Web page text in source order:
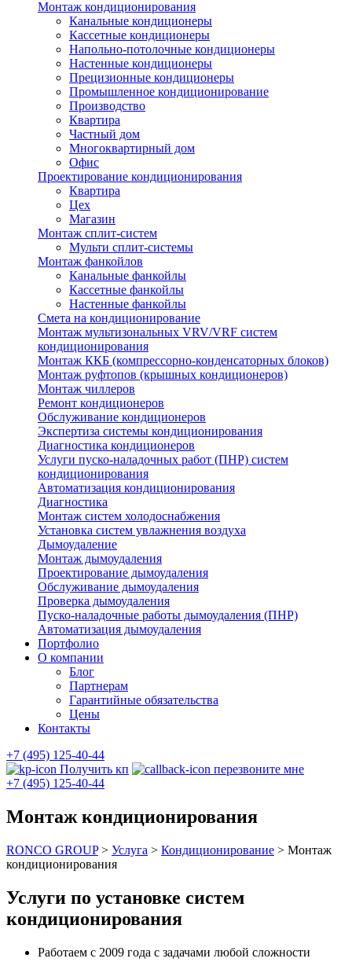
Монтаж кондиционирования
Канальные кондиционеры
Кассетные кондиционеры
Напольно-потолочные кондиционеры
Настенные кондиционеры
Прецизионные кондиционеры
Промышленное кондиционирование
Производство
Квартира
Частный дом
Многоквартирный дом
Офис
Проектирование кондиционирования
Квартира
Цех
Магазин
Монтаж сплит-систем
Мульти сплит-системы
Монтаж фанкойлов
Канальные фанкойлы
Кассетные фанкойлы
Настенные фанкойлы
Смета на кондиционирование
Монтаж мультизональных VRV/VRF систем
кондиционирования
Монтаж ККБ (компрессорно-конденсаторных блоков)
Монтаж руфтопов (крышных кондиционеров)
Монтаж чиллеров
Ремонт кондиционеров
Обслуживание кондиционеров
Экспертиза системы кондиционирования
Диагностика кондиционеров
Услуги пуско-наладочных работ (ПНР) систем
кондиционирования
Автоматизация кондиционирования
Диагностика
Монтаж систем холодоснабжения
Установка систем увлажнения воздуха
Дымоудаление
Монтаж дымоудаления
Проектирование дымоудаления
Обслуживание дымоудаления
Проверка дымоудаления
Пуско-наладочные работы дымоудаления (ПНР)
Автоматизация дымоудаления
Портфолио
О компании
Блог
Партнерам
Гарантийные обязательства
Цены
Контакты
+7 (495) 125-40-44
Получить кп
перезвоните мне
+7 (495) 125-40-44
Монтаж кондиционирования
RONCO GROUP> Услуга > Кондиционирование > Монтаж
кондиционирования
Услуги по установке систем
кондиционирования
Работаем с 2009 года с задачами любой сложности